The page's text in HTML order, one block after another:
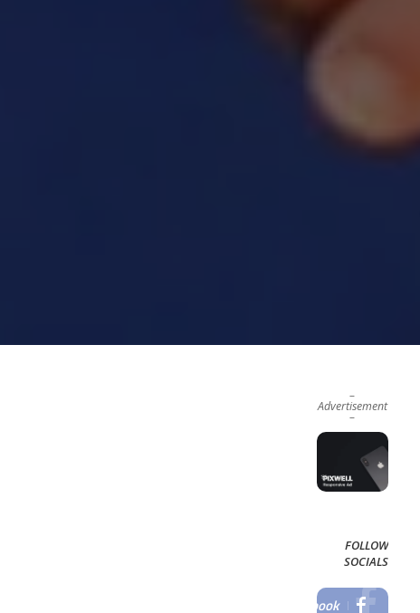
–
Advertisement
–
FOLLOW
SOCIALS
Facebook